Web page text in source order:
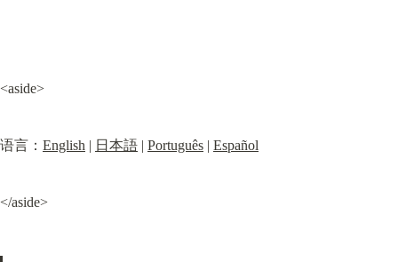
<aside>
语言： English | 日本語 | Português | Español
</aside>